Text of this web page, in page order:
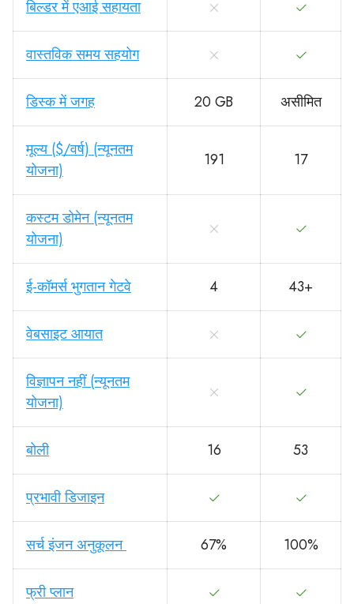
बिल्डर में एआई सहायता
वास्तविक समय सहयोग
डिस्क में जगह 20 GB असीमित
मूल्य ($/वर्ष) (न्यूनतम
योजना)
191 17
कस्टम डोमेन (न्यूनतम
योजना)
ई-कॉमर्स भुगतान गेटवे 4 43+
वेबसाइट आयात
विज्ञापन नहीं (न्यूनतम
योजना)
बोली 16 53
प्रभावी डिजाइन
सर्च इंजन अनुकूलन 67% 100%
फ्री प्लान